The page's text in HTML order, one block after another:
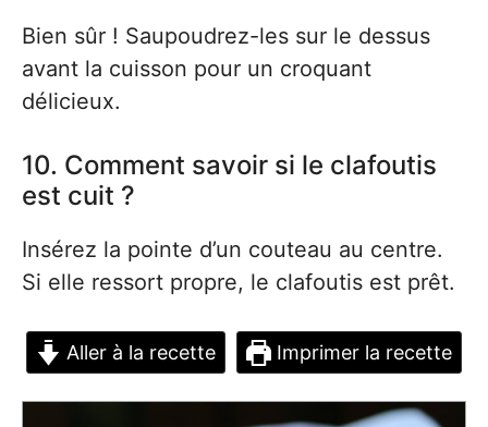
Bien sûr ! Saupoudrez-les sur le dessus
avant la cuisson pour un croquant
délicieux.
10. Comment savoir si le clafoutis
est cuit ?
Insérez la pointe d’un couteau au centre.
Si elle ressort propre, le clafoutis est prêt.
Aller à la recette Imprimer la recette